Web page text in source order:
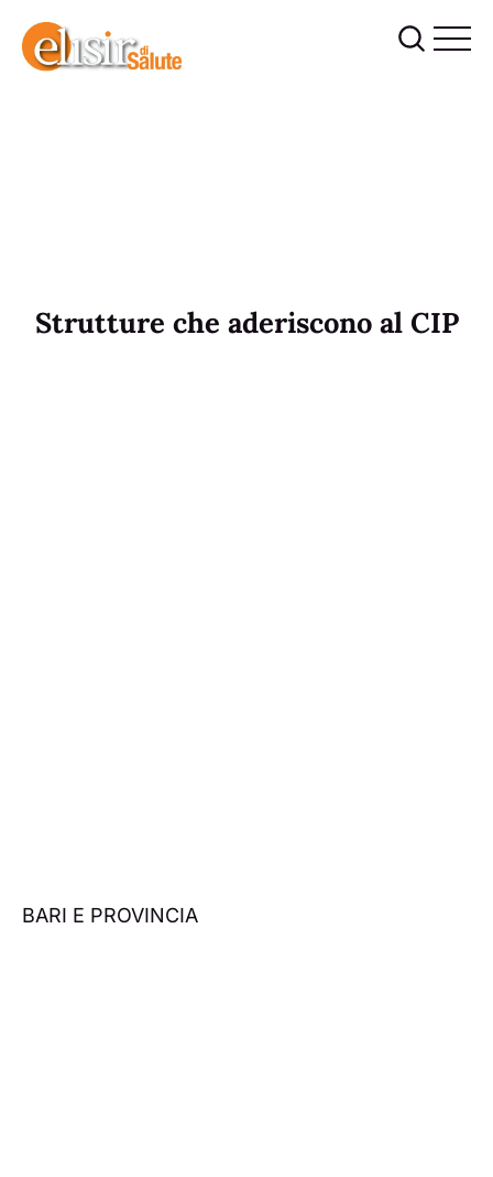
Strutture che aderiscono al CIP
BARI E PROVINCIA